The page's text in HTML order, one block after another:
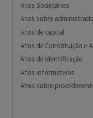
Atos Societários
Atos sobre
Atos de capital
Atos de Constituição e
Atos de identificação
Atos informativos
Atos sobre